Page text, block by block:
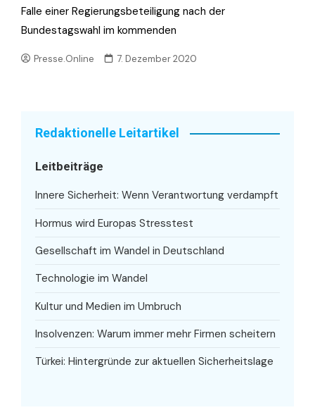
Falle einer Regierungsbeteiligung nach der
Bundestagswahl im kommenden
Presse.Online 7. Dezember 2020
Redaktionelle Leitartikel
Leitbeiträge
Innere Sicherheit: Wenn Verantwortung verdampft
Hormus wird Europas Stresstest
Gesellschaft im Wandel in Deutschland
Technologie im Wandel
Kultur und Medien im Umbruch
Insolvenzen: Warum immer mehr Firmen scheitern
Türkei: Hintergründe zur aktuellen Sicherheitslage